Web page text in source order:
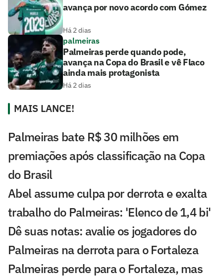
avança por novo acordo com Gómez
Há 2 dias
palmeiras
Palmeiras perde quando pode,
avança na Copa do Brasil e vê Flaco
ainda mais protagonista
Há 2 dias
MAIS LANCE!
Palmeiras bate R$ 30 milhões em
premiações após classificação na Copa
do Brasil
Abel assume culpa por derrota e exalta
trabalho do Palmeiras: 'Elenco de 1,4 bi'
Dê suas notas: avalie os jogadores do
Palmeiras na derrota para o Fortaleza
Palmeiras perde para o Fortaleza, mas